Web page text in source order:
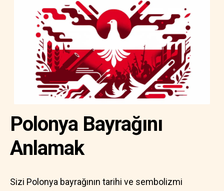
Polonya Bayrağını
Anlamak
Sizi Polonya bayrağının tarihi ve sembolizmi